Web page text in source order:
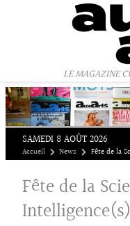
LE MAGAZINE
SAMEDI 8 AOÛT 2026
Accueil News Fête de la
Fête de la
Intelligence(s)
Panneau de gestion des